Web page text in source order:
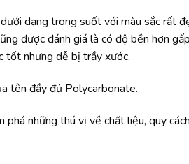
dạng trong suốt với màu sắc rất
được đánh giá là có độ bền hơn
tốt nhưng dễ bị trầy xước.
tên đầy đủ Polycarbonate.
những thú vị về chất liệu, quy